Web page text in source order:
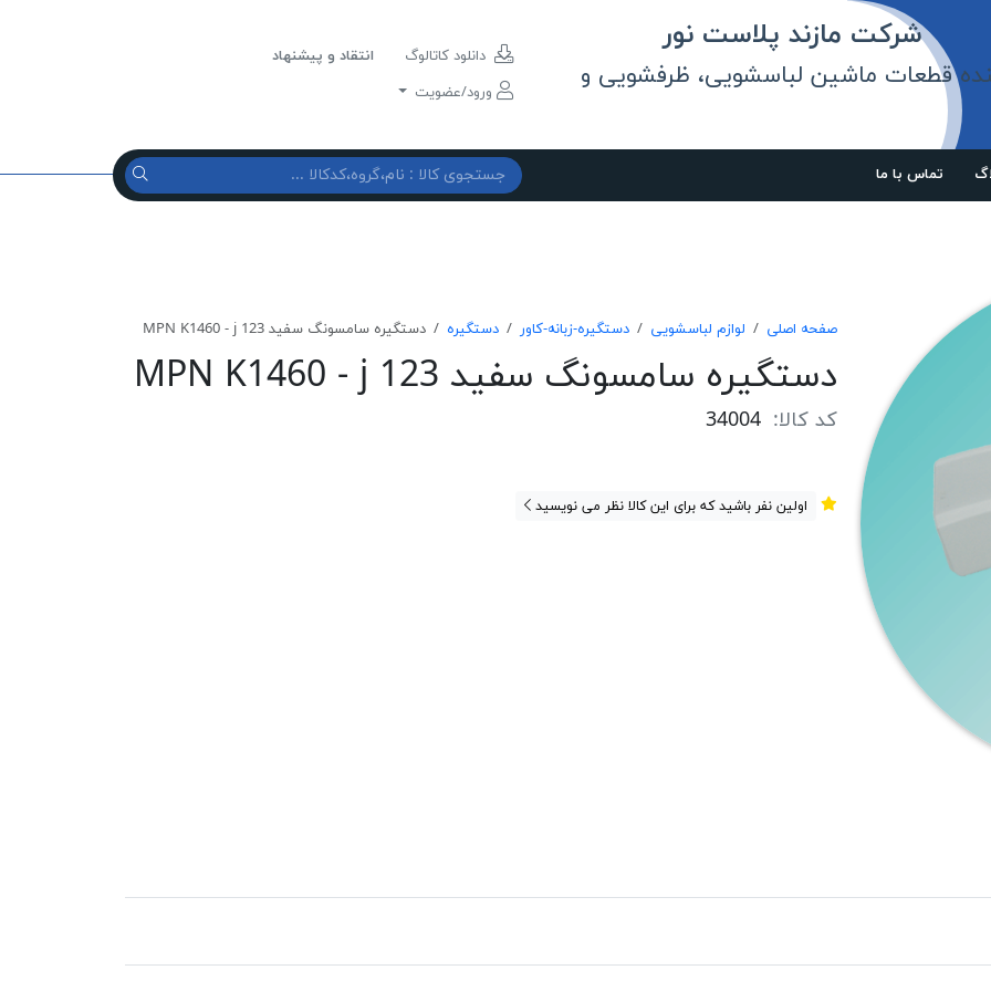
مازند پلاست نور
قطعات ماشین لباسشویی، ظرفشویی و
دانلود کاتالوگ
انتقاد و پیشنهاد
ورود/عضویت
تماس با ما
صفحه اصلی لوازم لباسشویی دستگیره-زبانه-کاور دستگیره دستگیره سامسونگ سفید MPN K1460 - j 123
دستگیره سامسونگ سفید MPN K1460 - j 123
کد کالا: 34004
اولین نفر باشید که برای این کالا نظر می نویسید